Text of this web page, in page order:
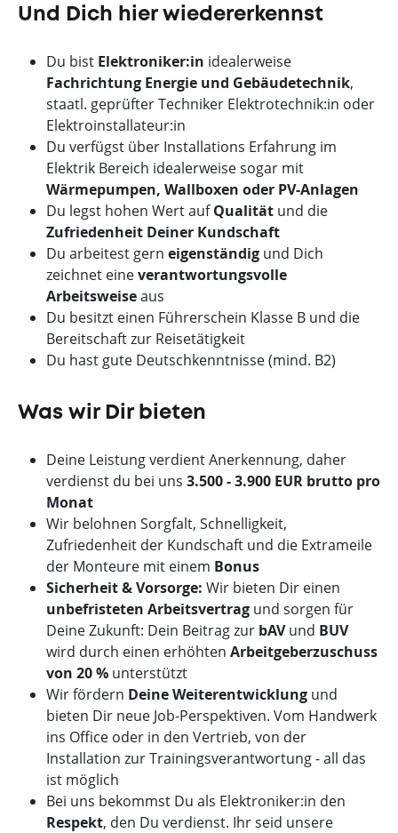
Und Dich hier wiedererkennst
Du bist Elektroniker:in idealerweise
Fachrichtung Energie und Gebäudetechnik,
staatl. geprüfter Techniker Elektrotechnik:in oder
Elektroinstallateur:in
Du verfügst über Installations Erfahrung im
Elektrik Bereich idealerweise sogar mit
Wärmepumpen, Wallboxen oder PV-Anlagen
Du legst hohen Wert aufQualität und die
Zufriedenheit Deiner Kundschaft
Du arbeitest gern eigenständig und Dich
zeichnet eineverantwortungsvolle
Arbeitsweiseaus
Du besitzt einen Führerschein Klasse B und die
Bereitschaft zur Reisetätigkeit
Du hast gute Deutschkenntnisse (mind. B2)
Was wir Dir bieten
Deine Leistung verdient Anerkennung, daher
verdienst du bei uns 3.500 - 3.900 EUR brutto pro
Monat
Wir belohnen Sorgfalt, Schnelligkeit,
Zufriedenheit der Kundschaft und die Extrameile
der Monteure mit einem Bonus
Sicherheit & Vorsorge: Wir bieten Dir einen
unbefristeten Arbeitsvertrag und sorgen für
Deine Zukunft: Dein Beitrag zur bAVund BUV
wird durch einen erhöhten Arbeitgeberzuschuss
von 20 % unterstützt
Wir fördern Deine Weiterentwicklung und
bieten Dir neue Job-Perspektiven. Vom Handwerk
ins Office oder in den Vertrieb, von der
Installation zur Trainingsverantwortung - all das
ist möglich
Bei uns bekommst Du als Elektroniker:in den
Respekt, den Du verdienst. Ihr seid unsere